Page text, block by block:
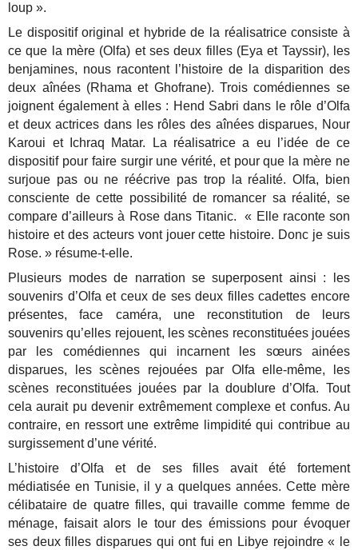
loup ».
Le dispositif original et hybride de la réalisatrice consiste à
ce que la mère (Olfa) et ses deux filles (Eya et Tayssir), les
benjamines, nous racontent l’histoire de la disparition des
deux aînées (Rhama et Ghofrane). Trois comédiennes se
joignent également à elles : Hend Sabri dans le rôle d’Olfa
et deux actrices dans les rôles des aînées disparues, Nour
Karoui et Ichraq Matar. La réalisatrice a eu l’idée de ce
dispositif pour faire surgir une vérité, et pour que la mère ne
surjoue pas ou ne réécrive pas trop la réalité. Olfa, bien
consciente de cette possibilité de romancer sa réalité, se
compare d’ailleurs à Rose dans Titanic. « Elle raconte son
histoire et des acteurs vont jouer cette histoire. Donc je suis
Rose. » résume-t-elle.
Plusieurs modes de narration se superposent ainsi : les
souvenirs d’Olfa et ceux de ses deux filles cadettes encore
présentes, face caméra, une reconstitution de leurs
souvenirs qu’elles rejouent, les scènes reconstituées jouées
par les comédiennes qui incarnent les sœurs ainées
disparues, les scènes rejouées par Olfa elle-même, les
scènes reconstituées jouées par la doublure d’Olfa. Tout
cela aurait pu devenir extrêmement complexe et confus. Au
contraire, en ressort une extrême limpidité qui contribue au
surgissement d’une vérité.
L’histoire d’Olfa et de ses filles avait été fortement
médiatisée en Tunisie, il y a quelques années. Cette mère
célibataire de quatre filles, qui travaille comme femme de
ménage, faisait alors le tour des émissions pour évoquer
ses deux filles disparues qui ont fui en Libye rejoindre « le